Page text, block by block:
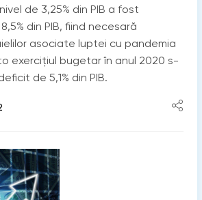
de 3,25% din PIB a fost
din PIB, fiind necesară
asociate luptei cu pandemia
exercițiul bugetar în anul 2020 s-
de 5,1% din PIB.